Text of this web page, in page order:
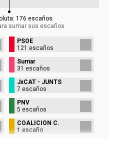
176 escaños
sumar sus escaños
PSOE
121 escaños
Sumar
31 escaños
JxCAT - JUNTS
7 escaños
PNV
5 escaños
COALICIÓN C.
1 escaño